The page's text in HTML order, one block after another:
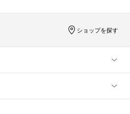
ショップを探す